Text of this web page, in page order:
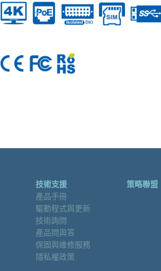
技術支援
產品手冊
驅動程式與更新
技術詢問
產品問與答
保固與維修服務
隱私權政策
策略聯盟